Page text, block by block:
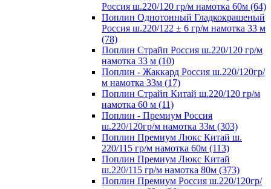
Россия ш.220/120 гр/м намотка 60м (64)
Поплин Однотонный Гладкокрашеный
Россия ш.220/122 ± 6 гр/м намотка 33 м
(78)
Поплин Страйп Россия ш.220/120 гр/м
намотка 33 м (10)
Поплин - Жаккард Россия ш.220/120гр/
м намотка 33м (17)
Поплин Страйп Китай ш.220/120 гр/м
намотка 60 м (11)
Поплин - Премиум Россия
ш.220/120гр/м намотка 33м (303)
Поплин Премиум Люкс Китай ш.
220/115 гр/м намотка 60м (113)
Поплин Премиум Люкс Китай
ш.220/115 гр/м намотка 80м (373)
Поплин Премиум Россия ш.220/120гр/